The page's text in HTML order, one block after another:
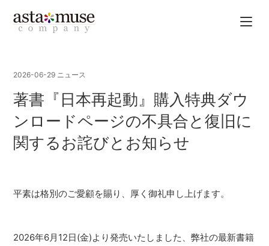
2026-06-29 ニュース
著書『日本再起動』購入特典ダウ
ンロードページの不具合と復旧に
関するお詫びとお知らせ
平素は格別のご愛顧を賜り、厚く御礼申し上げます。
2026年6月12日(金)より発売いたしました、弊社の最新書籍